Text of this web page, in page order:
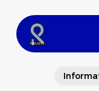
main
content